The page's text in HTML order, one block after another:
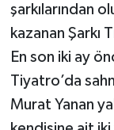
şarkılarından
kazanan Şarkı
En son iki ay
Tiyatro’da
Murat Yanan